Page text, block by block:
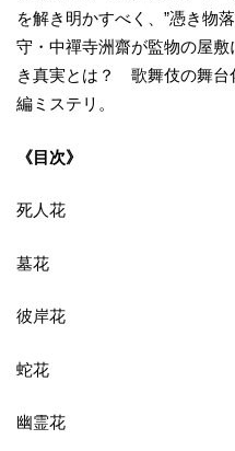
を解き明かすべく、”憑き物
守・中禪寺洲齋が監物の屋
き真実とは？ 歌舞伎の舞台
編ミステリ。
《目次》
死人花
墓花
彼岸花
蛇花
幽霊花